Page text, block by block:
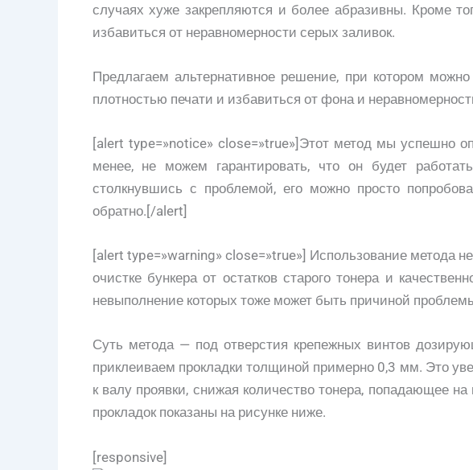
случаях хуже закрепляются и более абразивны. Кроме
избавиться от неравномерности серых заливок.
Предлагаем альтернативное решение, при котором
плотностью печати и избавиться от фона и
[alert type=»notice» close=»true»]Этот метод мы успешно
менее, не можем гарантировать, что он будет
столкнувшись с проблемой, его можно просто
обратно.[/alert]
[alert type=»warning» close=»true»] Использование метода
очистке бункера от остатков старого тонера и
невыполнение которых тоже может быть причиной
Суть метода — под отверстия крепежных винтов
приклеиваем прокладки толщиной примерно 0,3 мм. Это
к валу проявки, снижая количество тонера, попадающее
прокладок показаны на рисунке ниже.
[responsive]